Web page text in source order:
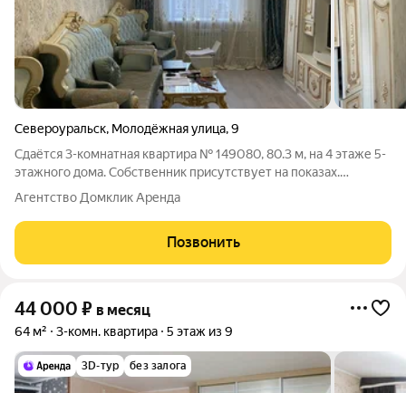
Североуральск, Молодёжная улица,9
Сдаётся 3-комнатная квартира № 149080, 80.3 м, на 4 этаже 5-
этажного дома. Собственник присутствует на показах.
Коммунальные платежи включены в стоимость. Счетчики
включены в стоимость. По условиям проживания: можно с
детьми, можно с питомцами. Из
Агентство Домклик Аренда
Позвонить
44 000 ₽ в месяц
64 м² 3-комн. квартира 5 этаж из 9
3D-тур без залога